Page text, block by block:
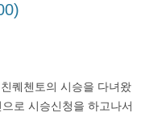
퀘첸토의 시승을 다녀왔
로 시승신청을 하고나서